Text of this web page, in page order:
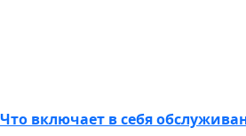
Что включает в себя